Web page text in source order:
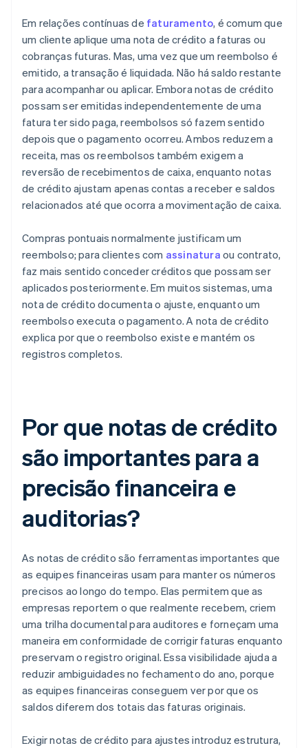
Em relações contínuas de faturamento, é comum que
um cliente aplique uma nota de crédito a faturas ou
cobranças futuras. Mas, uma vez que um reembolso é
emitido, a transação é liquidada. Não há saldo restante
para acompanhar ou aplicar. Embora notas de crédito
possam ser emitidas independentemente de uma
fatura ter sido paga, reembolsos só fazem sentido
depois que o pagamento ocorreu. Ambos reduzem a
receita, mas os reembolsos também exigem a
reversão de recebimentos de caixa, enquanto notas
de crédito ajustam apenas contas a receber e saldos
relacionados até que ocorra a movimentação de caixa.
Compras pontuais normalmente justificam um
reembolso; para clientes com assinatura ou contrato,
faz mais sentido conceder créditos que possam ser
aplicados posteriormente. Em muitos sistemas, uma
nota de crédito documenta o ajuste, enquanto um
reembolso executa o pagamento. A nota de crédito
explica por que o reembolso existe e mantém os
registros completos.
Por que notas de crédito
são importantes para a
precisão financeira e
auditorias?
As notas de crédito são ferramentas importantes que
as equipes financeiras usam para manter os números
precisos ao longo do tempo. Elas permitem que as
empresas reportem o que realmente recebem, criem
uma trilha documental para auditores e forneçam uma
maneira em conformidade de corrigir faturas enquanto
preservam o registro original. Essa visibilidade ajuda a
reduzir ambiguidades no fechamento do ano, porque
as equipes financeiras conseguem ver por que os
saldos diferem dos totais das faturas originais.
Exigir notas de crédito para ajustes introduz estrutura,